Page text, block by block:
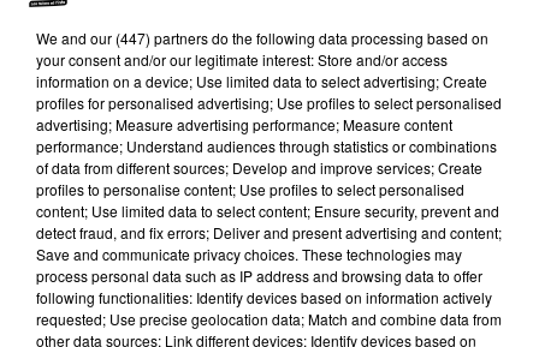
Lecture (3 min 15 sec)
100%
We and our (447) partnersdo the following data processing based on
your consent and/or our legitimate interest: Store and/or access
information on a device; Use limited data to select advertising; Create
profiles for personalised advertising; Use profiles to select personalised
advertising; Measure advertising performance; Measure content
performance; Understand audiences through statistics or combinations
of data from different sources; Develop and improve services; Create
profiles to personalise content; Use profiles to select personalised
content; Use limited data to select content; Ensure security, prevent and
detect fraud, and fix errors; Deliver and present advertising and content;
Save and communicate privacy choices. These technologies may
process personal data such as IP address and browsing data to offer
following functionalities: Identify devices based on information actively
requested; Use precise geolocation data; Match and combine data from
other data sources; Link different devices; Identify devices based on